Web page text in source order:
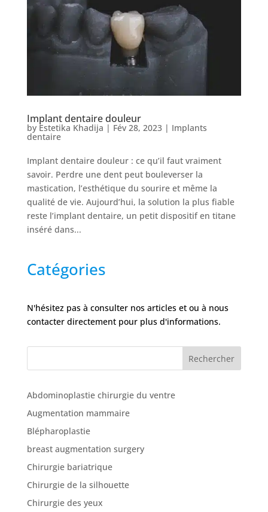
Implant dentaire douleur
by Estetika Khadija | Fév 28, 2023| Implants
dentaire
Implant dentaire douleur : ce qu’il faut vraiment
savoir. Perdre une dent peut bouleverser la
mastication, l’esthétique du sourire et même la
qualité de vie. Aujourd’hui, la solution la plus fiable
reste l’implant dentaire, un petit dispositif en titane
inséré dans...
Catégories
N'hésitez pas à consulter nos articles et ou à nous
contacter directement pour plus d'informations.
Rechercher
Abdominoplastie chirurgie du ventre
Augmentation mammaire
Blépharoplastie
breast augmentation surgery
Chirurgie bariatrique
Chirurgie de la silhouette
Chirurgie des yeux